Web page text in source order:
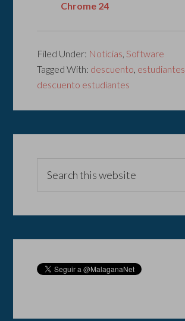
Chrome 24
Filed Under: Noticias, Software
Tagged With: descuento, estudiantes
descuento estudiantes